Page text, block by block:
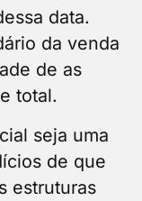
data.
da venda
de as
total.
seja uma
de que
estruturas